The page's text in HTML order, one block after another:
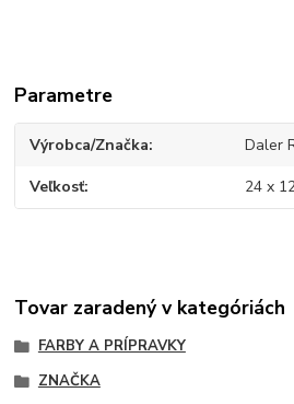
Parametre
Výrobca/Značka Daler
Veľkosť 24 x
Tovar zaradený v kategóriách
FARBY A PRÍPRAVKY
ZNAČKA